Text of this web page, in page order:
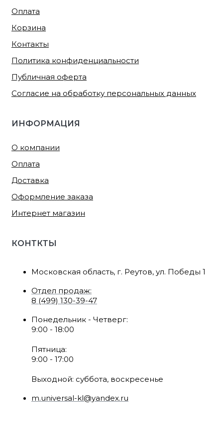
Оплата
Корзина
Контакты
Политика конфиденциальности
Публичная оферта
Согласие на обработку персональных данных
ИНФОРМАЦИЯ
О компании
Оплата
Доставка
Оформление заказа
Интернет магазин
КОНТКТЫ
Московская область, г. Реутов, ул. Победы 1
Отдел продаж:
8 (499) 130-39-47
Понедельник - Четверг:
9:00 - 18:00
Пятница:
9:00 - 17:00
Выходной: суббота, воскресенье
m.universal-kl@yandex.ru